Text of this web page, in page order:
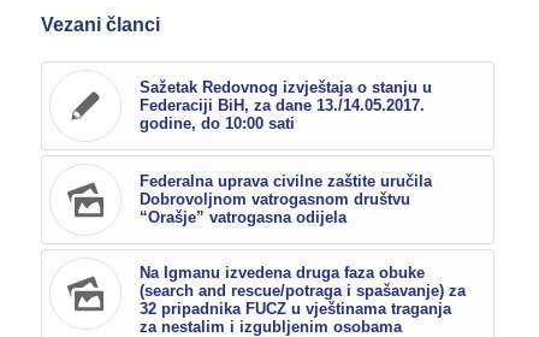
Vezani članci
Sažetak Redovnog izvještaja o stanju u
Federaciji BiH, za dane 13./14.05.2017.
godine, do 10:00 sati
Federalna uprava civilne zaštite uručila
Dobrovoljnom vatrogasnom društvu
“Orašje” vatrogasna odijela
Na Igmanu izvedena druga faza obuke
(search and rescue/potraga i spašavanje) za
32 pripadnika FUCZ u vještinama traganja
za nestalim i izgubljenim osobama